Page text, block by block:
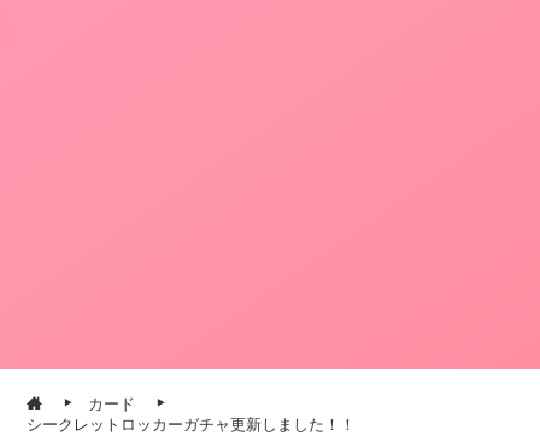
カード
シークレットロッカーガチャ更新しました！！